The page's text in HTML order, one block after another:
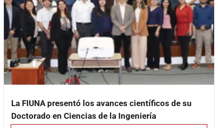
La FIUNA presentó los avances científicos de su
Doctorado en Ciencias de la Ingeniería